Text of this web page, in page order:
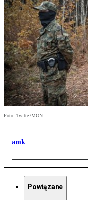
Foto: Twitter/MON
amk
Powiązane